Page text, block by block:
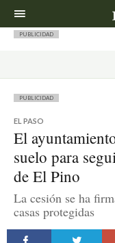
PUBLICIDAD
PUBLICIDAD
EL PASO
El
suelo para
de El Pino
La cesión se ha
casas protegidas